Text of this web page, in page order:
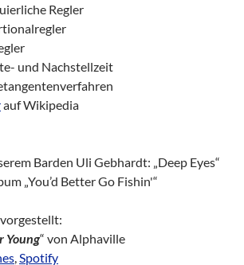
Regler
und Nachstellzeit
auf Wikipedia
Barden Uli Gebhardt: „Deep Eyes“
„You’d Better Go Fishin'“
Young“ von Alphaville
,Spotify